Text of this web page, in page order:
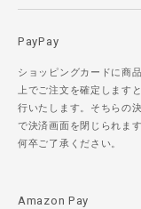
PayPay
ショッピングカードに商
上でご注文を確定します
行いたします。そちらの
で決済画面を閉じられま
何卒ご了承ください。
Amazon Pay